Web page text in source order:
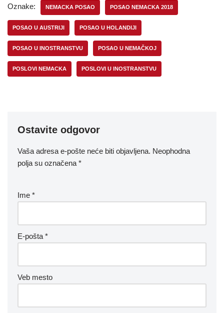
Oznake: NEMACKA POSAO POSAO NEMACKA 2018
POSAO U AUSTRIJI POSAO U HOLANDIJI
POSAO U INOSTRANSTVU POSAO U NEMAČKOJ
POSLOVI NEMACKA POSLOVI U INOSTRANSTVU
Ostavite odgovor
Vaša adresa e-pošte neće biti objavljena. Neophodna
polja su označena *
Ime *
E-pošta *
Veb mesto